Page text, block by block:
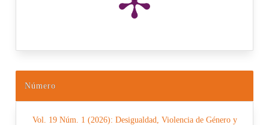
Número
Vol. 19 Núm. 1 (2026): Desigualdad, Violencia de Género y